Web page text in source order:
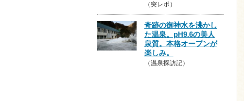
（突レポ）
奇跡の御神水を沸かし
た温泉。pH9.6の美人
泉質。本格オープンが
楽しみ。
（温泉探訪記）